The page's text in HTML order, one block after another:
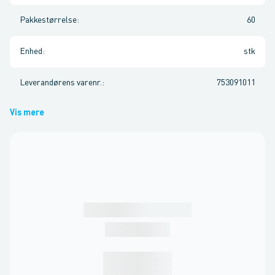
Pakkestørrelse: 60
Enhed : stk
Leverandørens varenr. : 753091011
Vis mere